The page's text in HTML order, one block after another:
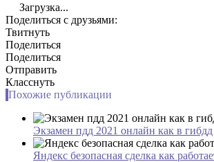
Загрузка...
Поделиться с друзьями:
Твитнуть
Поделиться
Поделиться
Отправить
Класснуть
Похожие публикации
Экзамен пдд 2021 онлайн как в гибдд
Яндекс безопасная сделка как